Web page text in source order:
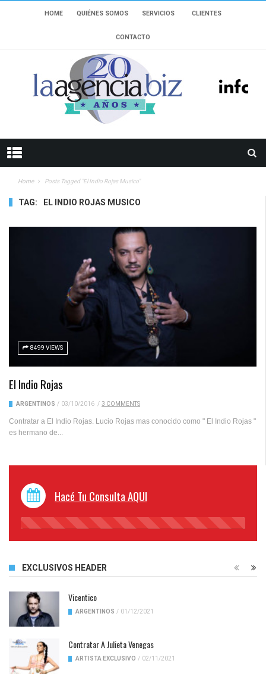
HOME QUIÉNES SOMOS SERVICIOS CLIENTES
CONTACTO
Home Posts Tagged "El Indio Rojas Musico"
TAG: EL INDIO ROJAS MUSICO
8499 VIEWS
El Indio Rojas
ARGENTINOS / 03/10/2016 / 3 COMMENTS
Contratar a El Indio Rojas. Lucio Rojas mas conocido como " El Indio Rojas "
es hermano de...
Hacé Tu Consulta AQUI
45%
EXCLUSIVOS HEADER
Vicentico
ARGENTINOS / 01/12/2021
Contratar A Julieta Venegas
ARTISTA EXCLUSIVO / 02/11/2021